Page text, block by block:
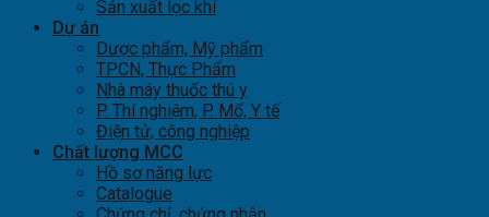
Sản xuất lọc khí
Dự án
Dược phẩm, Mỹ phẩm
TPCN, Thực Phẩm
Nhà máy thuốc thú y
P. Thí nghiệm, P. Mổ, Y tế
Điện tử, công nghiệp
Chất lượng MCC
Hồ sơ năng lực
Catalogue